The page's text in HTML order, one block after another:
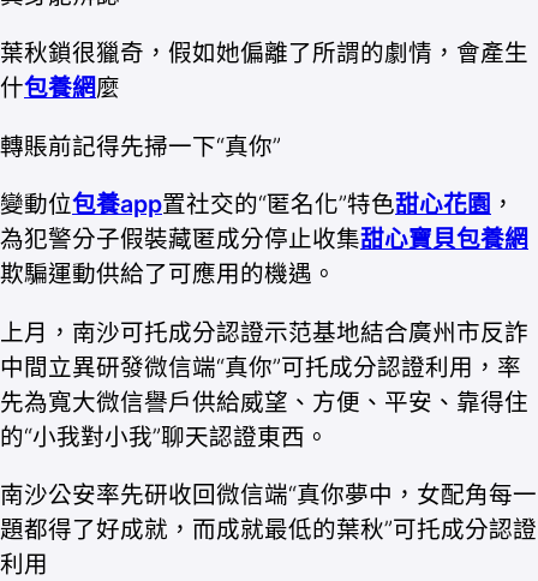
葉秋鎖很獵奇，假如她偏離了所謂的劇情，會產生
什包養網麼
轉賬前記得先掃一下“真你”
變動位包養app置社交的“匿名化”特色甜心花園 ，
為犯警分子假裝藏匿成分停止收集甜心寶貝包養網
欺騙運動供給了可應用的機遇。
上月，南沙可托成分認證示范基地結合廣州市反詐
中間立異研發微信端“真你”可托成分認證利用，率
先為寬大微信譽戶供給威望、方便、平安、靠得住
的“小我對小我”聊天認證東西。
南沙公安率先研收回微信端“真你夢中，女配角每一
題都得了好成就，而成就最低的葉秋”可托成分認證
利用